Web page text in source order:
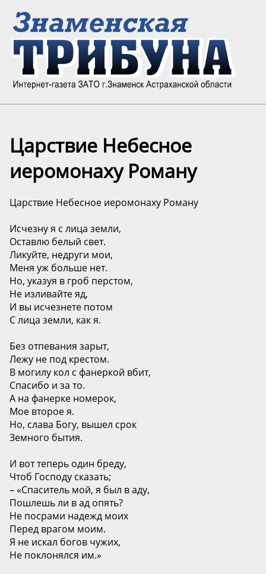
Царствие Небесное
иеромонаху Роману
Царствие Небесное иеромонаху Роману
Исчезну я с лица земли,
Оставлю белый свет.
Ликуйте, недруги мои,
Меня уж больше нет.
Но, указуя в гроб перстом,
Не изливайте яд,
И вы исчезнете потом
С лица земли, как я.
Без отпевания зарыт,
Лежу не под крестом.
В могилу кол с фанеркой вбит,
Спасибо и за то.
А на фанерке номерок,
Мое второе я.
Но, слава Богу, вышел срок
Земного бытия.
И вот теперь один бреду,
Чтоб Господу сказать;
– «Спаситель мой, я был в аду,
Пошлешь ли в ад опять?
Не посрами надежд моих
Перед врагом моим.
Я не искал богов чужих,
Не поклонялся им.»